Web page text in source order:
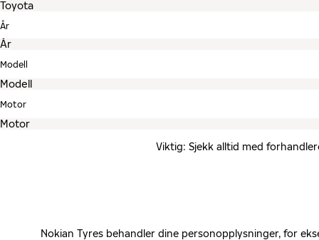
År
Modell
Motor
Viktig: Sjekk alltid med
Nokian Tyres behandler dine personopplysninger, for